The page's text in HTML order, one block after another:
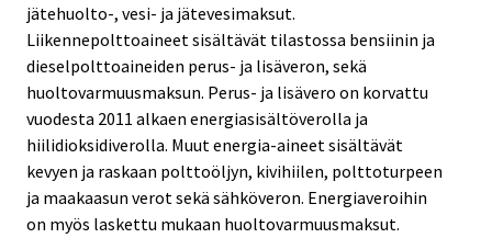
jätehuolto-, vesi- ja jätevesimaksut.
Liikennepolttoaineet sisältävät tilastossa bensiinin ja
dieselpolttoaineiden perus- ja lisäveron, sekä
huoltovarmuusmaksun. Perus- ja lisävero on korvattu
vuodesta 2011 alkaen energiasisältöverolla ja
hiilidioksidiverolla. Muut energia-aineet sisältävät
kevyen ja raskaan polttoöljyn, kivihiilen, polttoturpeen
ja maakaasun verot sekä sähköveron. Energiaveroihin
on myös laskettu mukaan huoltovarmuusmaksut.